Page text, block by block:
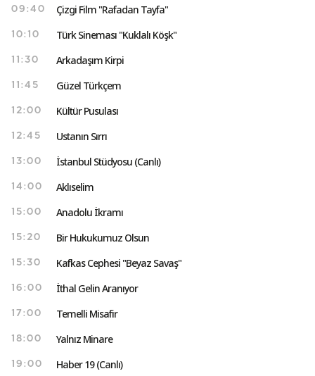
09:40 Çizgi Film "Rafadan Tayfa"
10:10 Türk Sineması "Kuklalı Köşk"
11:30 Arkadaşım Kirpi
11:45 Güzel Türkçem
12:00 Kültür Pusulası
12:45 Ustanın Sırrı
13:00 İstanbul Stüdyosu (Canlı)
14:00 Aklıselim
15:00 Anadolu İkramı
15:20 Bir Hukukumuz Olsun
15:30 Kafkas Cephesi "Beyaz Savaş"
16:00 İthal Gelin Aranıyor
17:00 Temelli Misafir
18:00 Yalnız Minare
19:00 Haber 19 (Canlı)